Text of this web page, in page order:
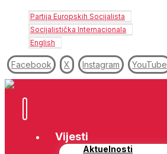
Partija Europskih Socijalista
Socijalistička Internacionala
English
Facebook X Instagram YouTube
Vijesti
Aktuelnosti